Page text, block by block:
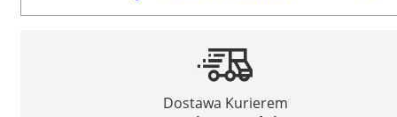
Dostawa Kurierem